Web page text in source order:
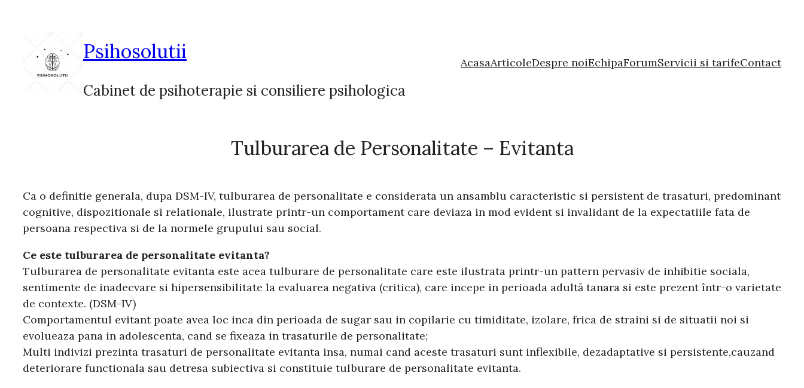
Psihosolutii
Cabinet de psihoterapie si consiliere psihologica
AcasaArticoleDespre noiEchipaForumServicii si tarifeContact
Tulburarea de Personalitate – Evitanta
Ca o definitie generala, dupa DSM-IV, tulburarea de personalitate e considerata un ansamblu caracteristic si persistent de trasaturi, predominant
cognitive, dispozitionale si relationale, ilustrate printr-un comportament care deviaza in mod evident si invalidant de la expectatiile fata de
persoana respectiva si de la normele grupului sau social.
Ce este tulburarea de personalitate evitanta?
Tulburarea de personalitate evitanta este acea tulburare de personalitate care este ilustrata printr-un pattern pervasiv de inhibitie sociala,
sentimente de inadecvare si hipersensibilitate la evaluarea negativa (critica), care incepe in perioada adultă tanara si este prezent într-o varietate
de contexte. (DSM-IV)
Comportamentul evitant poate avea loc inca din perioada de sugar sau in copilarie cu timiditate, izolare, frica de straini si de situatii noi si
evolueaza pana in adolescenta, cand se fixeaza in trasaturile de personalitate;
Multi indivizi prezinta trasaturi de personalitate evitanta insa, numai cand aceste trasaturi sunt inflexibile, dezadaptative si persistente,cauzand
deteriorare functionala sau detresa subiectiva si constituie tulburare de personalitate evitanta.